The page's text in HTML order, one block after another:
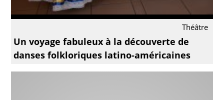
Théâtre
Un voyage fabuleux à la découverte de
danses folkloriques latino-américaines